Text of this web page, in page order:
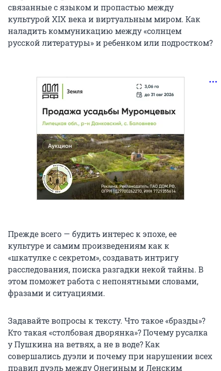
связанные с языком и пропастью между
культурой XIX века и виртуальным миром. Как
наладить коммуникацию между «солнцем
русской литературы» и ребенком или подростком?
Прежде всего — будить интерес к эпохе, ее
культуре и самим произведениям как к
«шкатулке с секретом», создавать интригу
расследования, поиска разгадки некой тайны. В
этом поможет работа с непонятными словами,
фразами и ситуациями.
Задавайте вопросы к тексту. Что такое «бразды»?
Кто такая «столбовая дворянка»? Почему русалка
у Пушкина на ветвях, а не в воде? Как
совершались дуэли и почему при нарушении всех
правил дуэль между Онегиным и Ленским